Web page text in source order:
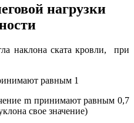
нагрузки
наклона ската кровли, при
равным 1
m принимают равным 0,7
свое значение)